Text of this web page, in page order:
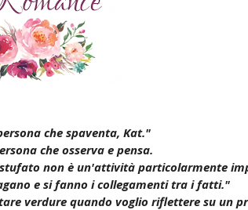
che spaventa, Kat."
che osserva e pensa.
non è un'attività particolarmente
e si fanno i collegamenti tra i fatti."
verdure quando voglio riflettere su un